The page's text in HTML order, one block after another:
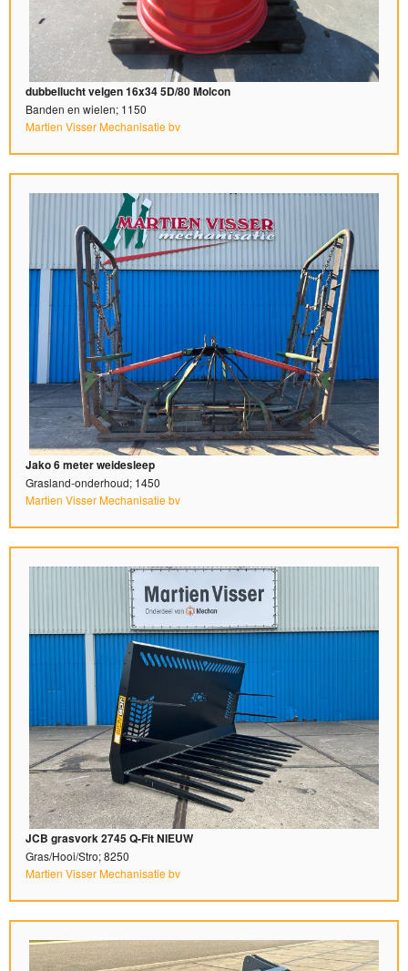
dubbellucht velgen 16x34 5D/80 Molcon
Banden en wielen; 1150
Martien Visser Mechanisatie bv
Jako 6 meter weidesleep
Grasland-onderhoud; 1450
Martien Visser Mechanisatie bv
JCB grasvork 2745 Q-Fit NIEUW
Gras/Hooi/Stro; 8250
Martien Visser Mechanisatie bv